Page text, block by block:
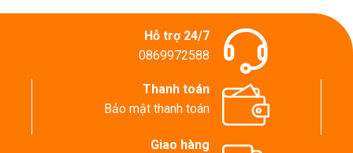
Hỗ trợ 24/7
0869972588
Thanh toán
Bảo mật thanh toán
Giao hàng